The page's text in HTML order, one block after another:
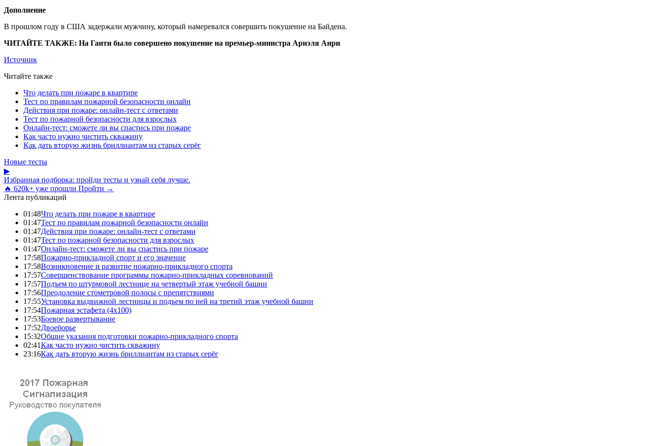
Дополнение
В прошлом году в США задержали мужчину, который намеревался совершить покушение на Байдена.
ЧИТАЙТЕ ТАКЖЕ: На Гаити было совершено покушение на премьер-министра Ариэля Анри
Источник
Читайте также
Что делать при пожаре в квартире
Тест по правилам пожарной безопасности онлайн
Действия при пожаре: онлайн-тест с ответами
Тест по пожарной безопасности для взрослых
Онлайн-тест: сможете ли вы спастись при пожаре
Как часто нужно чистить скважину
Как дать вторую жизнь бриллиантам из старых серёг
Новые тесты
▶
Избранная подборка: пройди тесты и узнай себя лучше.
🔥 620k+ уже прошли Пройти →
Лента публикаций
01:48Что делать при пожаре в квартире
01:47Тест по правилам пожарной безопасности онлайн
01:47Действия при пожаре: онлайн-тест с ответами
01:47Тест по пожарной безопасности для взрослых
01:47Онлайн-тест: сможете ли вы спастись при пожаре
17:58Пожарно-прикладной спорт и его значение
17:58Возникновение и развитие пожарно-прикладного спорта
17:57Совершенствование программы пожарно-прикладных соревнований
17:57Подъем по штурмовой лестнице на четвертый этаж учебной башни
17:56Преодоление стометровой полосы с препятствиями
17:55Установка выдвижной лестницы и подъем по ней на третий этаж учебной башни
17:54Пожарная эстафета (4x100)
17:53Боевое развертывание
17:52Двоеборье
15:32Общие указания подготовки пожарно-прикладного спорта
02:41Как часто нужно чистить скважину
23:16Как дать вторую жизнь бриллиантам из старых серёг